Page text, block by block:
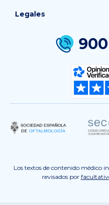
Legales
Los textos de contenido médico
revisados por